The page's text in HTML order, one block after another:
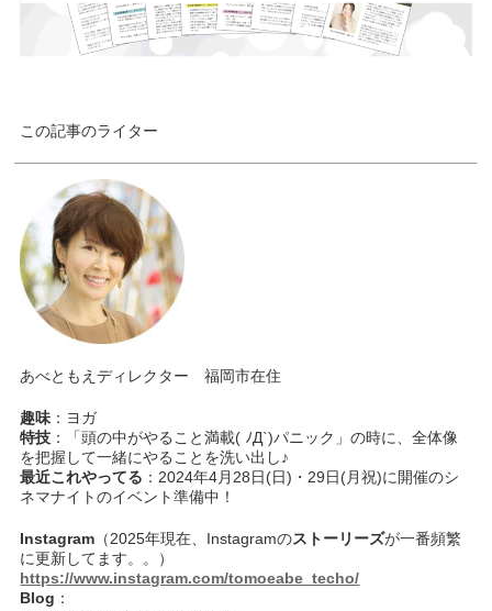
この記事のライター
あべともえディレクター 福岡市在住
趣味 ：ヨガ
特技 ：「頭の中がやること満載( ﾉД`)パニック」の時に、全体像
を把握して一緒にやることを洗い出し♪
最近これやってる ：2024年4月28日(日)・29日(月祝)に開催のシ
ネマナイトのイベント準備中！
Instagram （2025年現在、Instagramのストーリーズが一番頻繁
に更新してます。。）
https://www.instagram.com/tomoeabe_techo/
Blog ：